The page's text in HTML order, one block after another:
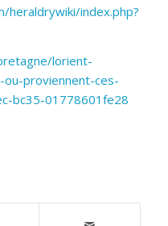
heraldrywiki/index.php?
lorient-
proviennent-ces-
bc35-01778601fe28